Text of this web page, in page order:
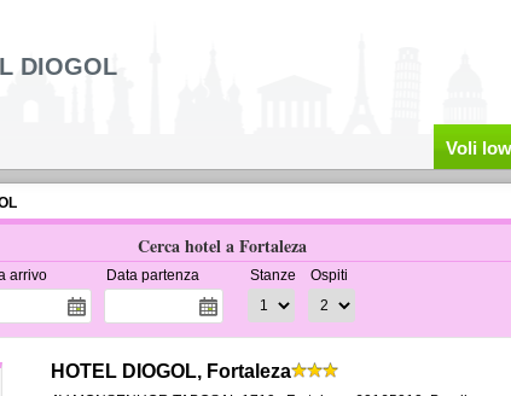
DIOGOL
Voli
Cerca hotel a Fortaleza
arrivo Data partenza Stanze Ospiti
HOTEL DIOGOL, Fortaleza